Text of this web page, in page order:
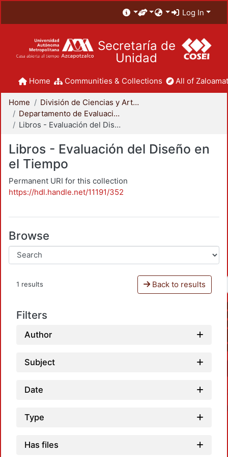
Log In
Secretaría de
Unidad
Home Communities & Collections All of
Home
División de Ciencias y Artes para el Diseño
Departamento de Evaluación del Diseño en el Tiempo
Libros - Evaluación del Diseño en el Tiempo
Libros - Evaluación del Diseño en
el Tiempo
Permanent URI for this collection
https://hdl.handle.net/11191/352
Browse
1 results Back to results
Filters
Author
Subject
Date
Type
Has files